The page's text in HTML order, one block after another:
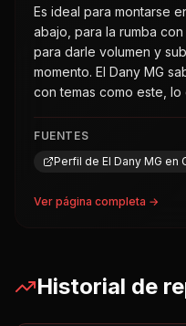
Es ideal para montarse
abajo, para la rumba
para darle volumen y
momento. El Dany MG
con temas como este, lo
FUENTES
Perfil de El Dany MG en
Ver página completa →
Historial de